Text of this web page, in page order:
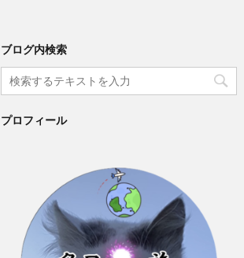
ブログ内検索
プロフィール